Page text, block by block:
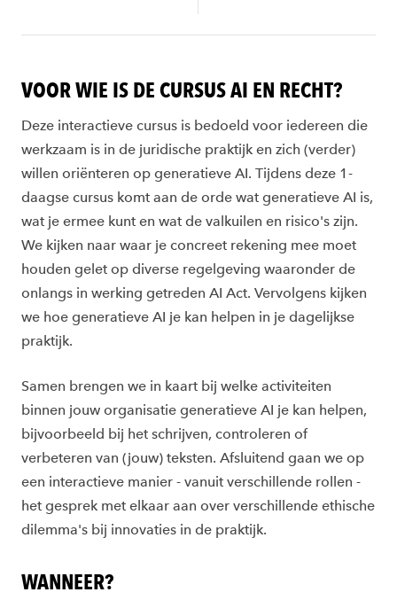
VOOR WIE IS DE CURSUS AI EN RECHT?
Deze interactieve cursus is bedoeld voor iedereen die
werkzaam is in de juridische praktijk en zich (verder)
willen oriënteren op generatieve AI. Tijdens deze 1-
daagse cursus komt aan de orde wat generatieve AI is,
wat je ermee kunt en wat de valkuilen en risico's zijn.
We kijken naar waar je concreet rekening mee moet
houden gelet op diverse regelgeving waaronder de
onlangs in werking getreden AI Act. Vervolgens kijken
we hoe generatieve AI je kan helpen in je dagelijkse
praktijk.
Samen brengen we in kaart bij welke activiteiten
binnen jouw organisatie generatieve AI je kan helpen,
bijvoorbeeld bij het schrijven, controleren of
verbeteren van (jouw) teksten. Afsluitend gaan we op
een interactieve manier - vanuit verschillende rollen -
het gesprek met elkaar aan over verschillende ethische
dilemma's bij innovaties in de praktijk.
WANNEER?